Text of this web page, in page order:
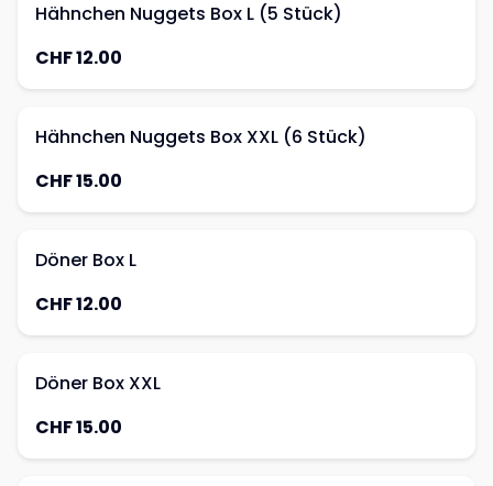
Hähnchen Nuggets Box L (5 Stück)
CHF 12.00
Hähnchen Nuggets Box XXL (6 Stück)
CHF 15.00
Döner Box L
CHF 12.00
Döner Box XXL
CHF 15.00